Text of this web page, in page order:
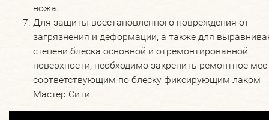
ножа.
Для защиты восстановленного повреждения от
загрязнения и деформации, а также для
степени блеска основной и отремонтированной
поверхности, необходимо закрепить ремонтное
соответствующим по блеску фиксирующим лаком
Мастер Сити.